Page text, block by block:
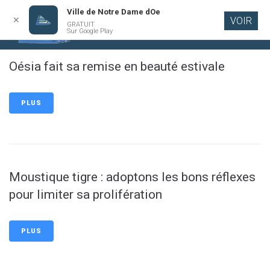
contenu
Oésia fait sa remise en beauté estivale
PLUS
Moustique tigre : adoptons les bons réflexes
pour limiter sa prolifération
PLUS
✕
Ville de Notre Dame dOe
GRATUIT
Sur Google Play
VOIR